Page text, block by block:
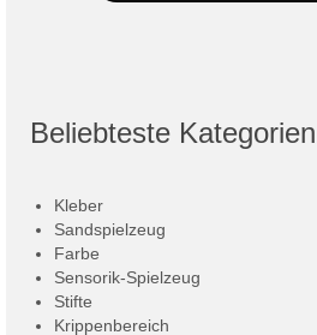
Beliebteste Kategorien
Kleber
Sandspielzeug
Farbe
Sensorik-Spielzeug
Stifte
Krippenbereich